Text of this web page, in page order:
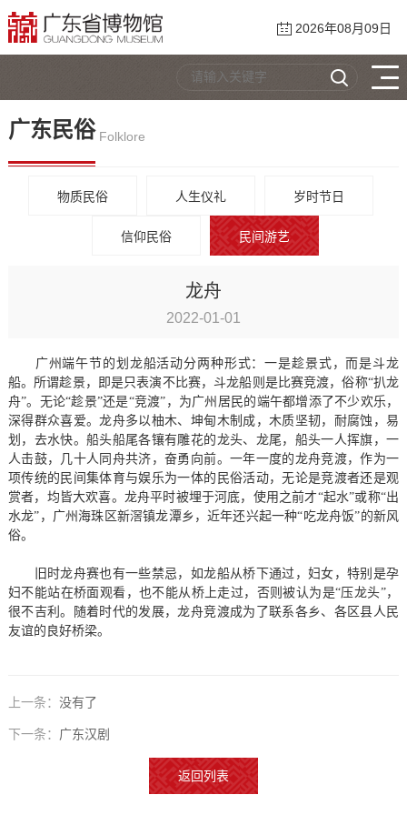
2026年08月09日
广东民俗 Folklore
物质民俗 人生仪礼 岁时节日
信仰民俗 民间游艺
龙舟
2022-01-01
广州端午节的划龙船活动分两种形式：一是趁景式，而是斗龙
船。所谓趁景，即是只表演不比赛，斗龙船则是比赛竞渡，俗称“扒龙
舟”。无论“趁景”还是“竞渡”，为广州居民的端午都增添了不少欢乐，
深得群众喜爱。龙舟多以柚木、坤甸木制成，木质坚韧，耐腐蚀，易
划，去水快。船头船尾各镶有雕花的龙头、龙尾，船头一人挥旗，一
人击鼓，几十人同舟共济，奋勇向前。一年一度的龙舟竞渡，作为一
项传统的民间集体育与娱乐为一体的民俗活动，无论是竞渡者还是观
赏者，均皆大欢喜。龙舟平时被埋于河底，使用之前才“起水”或称“出
水龙”，广州海珠区新滘镇龙潭乡，近年还兴起一种“吃龙舟饭”的新风
俗。
旧时龙舟赛也有一些禁忌，如龙船从桥下通过，妇女，特别是孕
妇不能站在桥面观看，也不能从桥上走过，否则被认为是“压龙头”，
很不吉利。随着时代的发展，龙舟竞渡成为了联系各乡、各区县人民
友谊的良好桥梁。
上一条： 没有了
下一条： 广东汉剧
返回列表